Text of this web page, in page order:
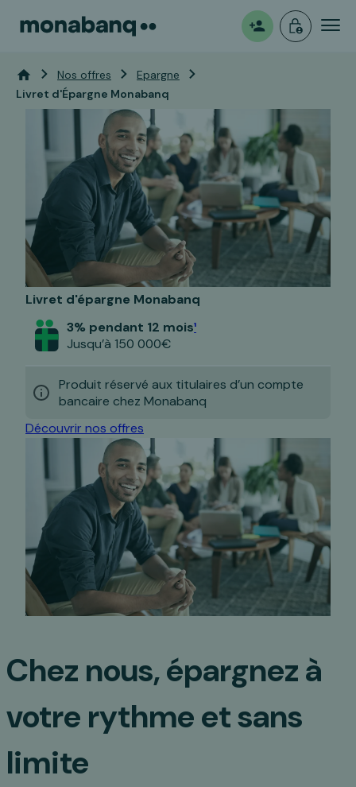
un
compte
espace
Vous êtes ici:
Accueil Nos offres
Epargne
Livret d'Épargne Monabanq
Livret d'épargne Monabanq
Découvrir nos offres
3% pendant 12 mois¹
Jusqu’à 150 000€
Produit réservé aux titulaires d’un compte
bancaire chez Monabanq
Chez nous, épargnez à
votre rythme et sans
limite